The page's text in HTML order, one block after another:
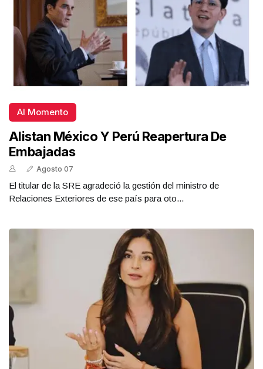
Al Momento
Alistan México Y Perú Reapertura De
Embajadas
Agosto 07
El titular de la SRE agradeció la gestión del ministro de
Relaciones Exteriores de ese país para oto...